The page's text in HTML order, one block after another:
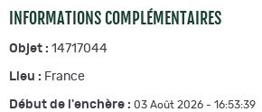
INFORMATIONS COMPLÉMENTAIRES
Objet : 14717044
Lieu : France
Début de l'enchère : 03 Août 2026 - 16:53:39